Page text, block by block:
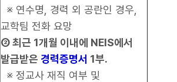
※ 연수명, 경력 외 공란인 경우,
교학팀 전화 요망
② 최근 1개월 이내에 NEIS에서
발급받은 경력증명서 1부.
※ 정교사 재직 여부 및